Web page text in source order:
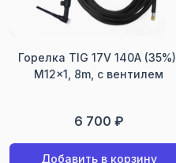
Горелка TIG 17V 140A (35%),
M12x1, 8m, с вентилем
6 700 ₽
Добавить в корзину